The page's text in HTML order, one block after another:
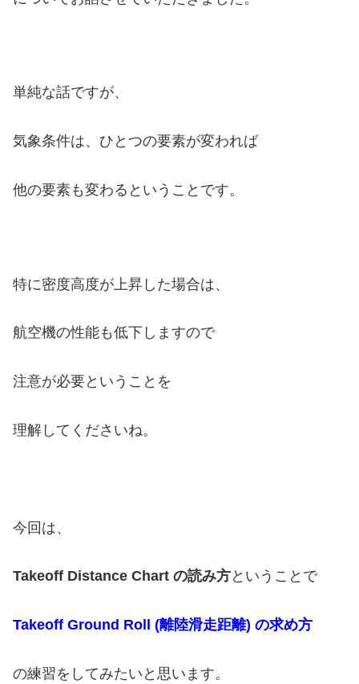
単純な話ですが、
気象条件は、ひとつの要素が変われば
他の要素も変わるということです。
特に密度高度が上昇した場合は、
航空機の性能も低下しますので
注意が必要ということを
理解してくださいね。
今回は、
Takeoff Distance Chart の読み方ということで
Takeoff Ground Roll (離陸滑走距離) の求め方
の練習をしてみたいと思います。